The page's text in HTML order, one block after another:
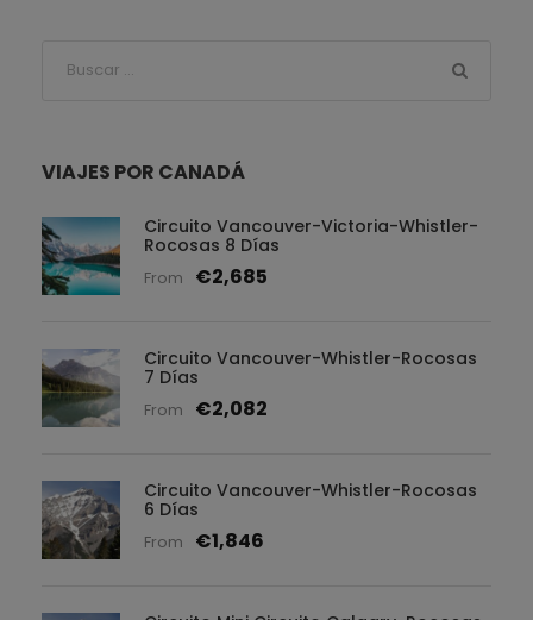
VIAJES POR CANADÁ
Circuito Vancouver-Victoria-Whistler-
Rocosas 8 Días
From €2,685
Circuito Vancouver-Whistler-Rocosas
7 Días
From €2,082
Circuito Vancouver-Whistler-Rocosas
6 Días
From €1,846